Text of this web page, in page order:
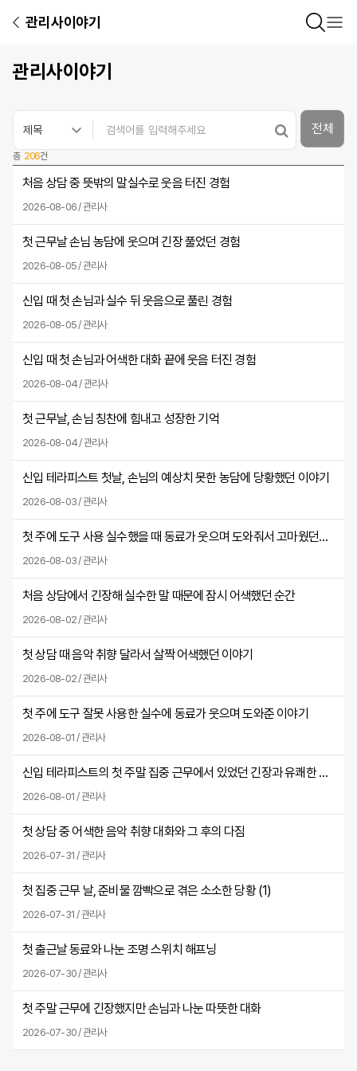
관리사이야기
관리사이야기
총 206건
전체
처음 상담 중 뜻밖의 말실수로 웃음 터진 경험
2026-08-06 / 관리사
첫 근무날 손님 농담에 웃으며 긴장 풀었던 경험
2026-08-05 / 관리사
신입 때 첫 손님과 실수 뒤 웃음으로 풀린 경험
2026-08-05 / 관리사
신입 때 첫 손님과 어색한 대화 끝에 웃음 터진 경험
2026-08-04 / 관리사
첫 근무날, 손님 칭찬에 힘내고 성장한 기억
2026-08-04 / 관리사
신입 테라피스트 첫날, 손님의 예상치 못한 농담에 당황했던 이야기
2026-08-03 / 관리사
첫 주에 도구 사용 실수했을 때 동료가 웃으며 도와줘서 고마웠던 날
2026-08-03 / 관리사
처음 상담에서 긴장해 실수한 말 때문에 잠시 어색했던 순간
2026-08-02 / 관리사
첫 상담 때 음악 취향 달라서 살짝 어색했던 이야기
2026-08-02 / 관리사
첫 주에 도구 잘못 사용한 실수에 동료가 웃으며 도와준 이야기
2026-08-01 / 관리사
신입 테라피스트의 첫 주말 집중 근무에서 있었던 긴장과 유쾌한 실수
2026-08-01 / 관리사
첫 상담 중 어색한 음악 취향 대화와 그 후의 다짐
2026-07-31 / 관리사
첫 집중 근무 날, 준비물 깜빡으로 겪은 소소한 당황 (1)
2026-07-31 / 관리사
첫 출근날 동료와 나눈 조명 스위치 해프닝
2026-07-30 / 관리사
첫 주말 근무에 긴장했지만 손님과 나눈 따뜻한 대화
2026-07-30 / 관리사